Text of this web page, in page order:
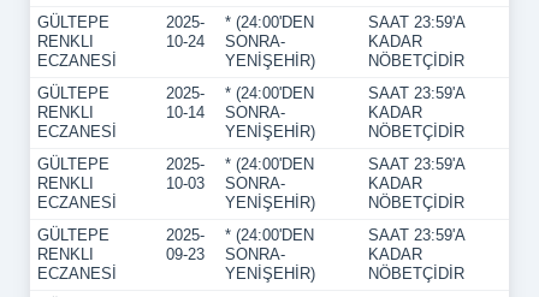
GÜLTEPE
RENKLI
ECZANESİ
2025-
10-24
* (24:00'DEN
SONRA-
YENİŞEHİR)
SAAT 23:59'A
KADAR
NÖBETÇİDİR
GÜLTEPE
RENKLI
ECZANESİ
2025-
10-14
* (24:00'DEN
SONRA-
YENİŞEHİR)
SAAT 23:59'A
KADAR
NÖBETÇİDİR
GÜLTEPE
RENKLI
ECZANESİ
2025-
10-03
* (24:00'DEN
SONRA-
YENİŞEHİR)
SAAT 23:59'A
KADAR
NÖBETÇİDİR
GÜLTEPE
RENKLI
ECZANESİ
2025-
09-23
* (24:00'DEN
SONRA-
YENİŞEHİR)
SAAT 23:59'A
KADAR
NÖBETÇİDİR